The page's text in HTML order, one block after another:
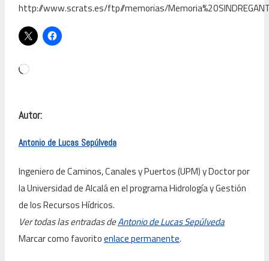
http://www.scrats.es/ftp//memorias/
Cargando...
Autor:
Antonio de Lucas Sepúlveda
Ingeniero de Caminos, Canales y Puertos (UPM) y Doctor por
la Universidad de Alcalá en el programa Hidrología y Gestión
de los Recursos Hídricos.
Ver todas las entradas deAntonio de Lucas Sepúlveda
Marcar como favoritoenlace permanente.